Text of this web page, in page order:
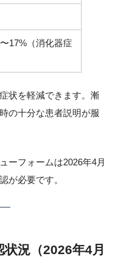
17%（消化器症
状を軽減できます。漸
の十分な患者説明が服
ーフォームは2026年4月
が必要です。
況（2026年4月